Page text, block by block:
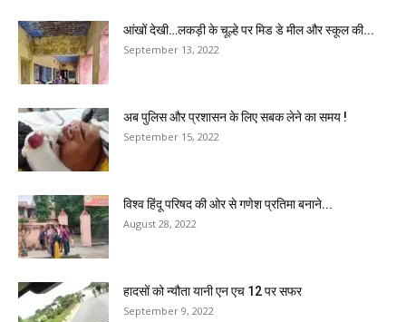
आंखों देखी…लकड़ी के चूल्हे पर मिड डे मील और स्कूल की...
September 13, 2022
अब पुलिस और प्रशासन के लिए सबक लेने का समय !
September 15, 2022
विश्व हिंदू परिषद की ओर से गणेश प्रतिमा बनाने...
August 28, 2022
हादसों को न्यौता यानी एन एच 12 पर सफर
September 9, 2022